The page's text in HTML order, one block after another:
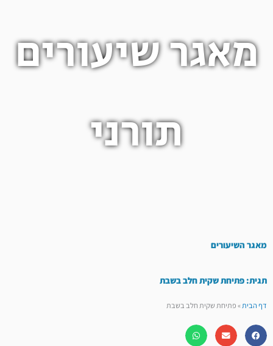
מאגר שיעורים
תורני
מאגר השיעורים
תגית: פתיחת שקית חלב בשבת
דף הבית»פתיחת שקית חלב בשבת